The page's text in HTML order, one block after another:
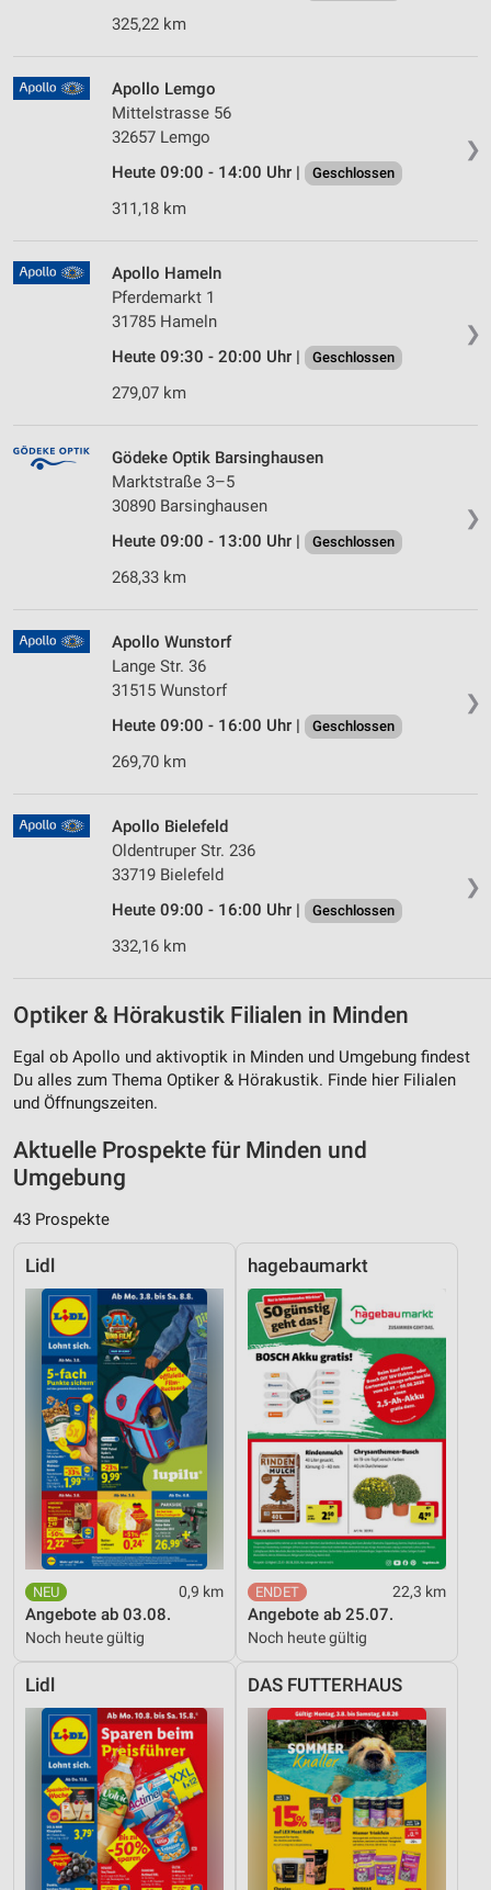
325,22 km
❯
Apollo Lemgo
Mittelstrasse 56
32657 Lemgo
Heute 09:00 - 14:00 Uhr |
Geschlossen
311,18 km
❯
Apollo Hameln
Pferdemarkt 1
31785 Hameln
Heute 09:30 - 20:00 Uhr |
Geschlossen
279,07 km
❯
Gödeke Optik Barsinghausen
Marktstraße 3–5
30890 Barsinghausen
Heute 09:00 - 13:00 Uhr |
Geschlossen
268,33 km
❯
Apollo Wunstorf
Lange Str. 36
31515 Wunstorf
Heute 09:00 - 16:00 Uhr |
Geschlossen
269,70 km
❯
Apollo Bielefeld
Oldentruper Str. 236
33719 Bielefeld
Heute 09:00 - 16:00 Uhr |
Geschlossen
332,16 km
Optiker & Hörakustik Filialen in Minden
Egal ob Apollo und aktivoptik in Minden und Umgebung findest
Du alles zum Thema Optiker & Hörakustik. Finde hier Filialen
und Öffnungszeiten.
Aktuelle Prospekte für Minden und
Umgebung
43 Prospekte
Lidl
0,9 km
Angebote ab 03.08.
Noch heute gültig
hagebaumarkt
22,3 km
Angebote ab 25.07.
Noch heute gültig
Lidl DAS FUTTERHAUS